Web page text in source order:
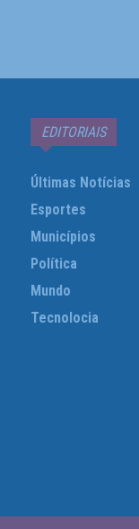
EDITORIAIS
Últimas Notícias
Esportes
Municípios
Política
Mundo
Tecnolocia